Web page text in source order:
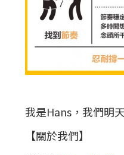
我是Hans，我們明
【關於我們】